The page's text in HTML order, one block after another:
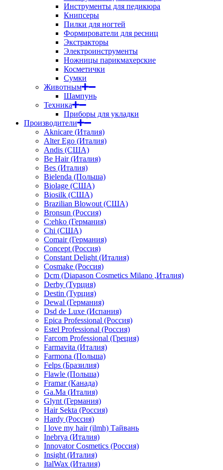
Инструменты для педикюра
Книпсеры
Пилки для ногтей
Формирователи для ресниц
Экстракторы
Электроинструменты
Ножницы парикмахерские
Косметички
Сумки
Животным
Шампунь
Техника
Приборы для укладки
Производители
Aknicare (Италия)
Alter Ego (Италия)
Andis (США)
Be Hair (Италия)
Bes (Италия)
Bielenda (Польша)
Biolage (США)
Biosilk (США)
Brazilian Blowout (США)
Bronsun (Россия)
C:ehko (Германия)
Chi (США)
Comair (Германия)
Concept (Россия)
Constant Delight (Италия)
Cosmake (Россия)
Dcm (Diapason Cosmetics Milano ,Италия)
Derby (Турция)
Destin (Турция)
Dewal (Германия)
Dsd de Luxe (Испания)
Epica Professional (Россия)
Estel Professional (Россия)
Farcom Professional (Греция)
Farmavita (Италия)
Farmona (Польша)
Felps (Бразилия)
Flawle (Польша)
Framar (Канада)
Ga.Ma (Италия)
Glynt (Германия)
Hair Sekta (Россия)
Hardy (Россия)
I love my hair (ilmh) Тайвань
Inebrya (Италия)
Innovator Cosmetics (Россия)
Insight (Италия)
ItalWax (Италия)